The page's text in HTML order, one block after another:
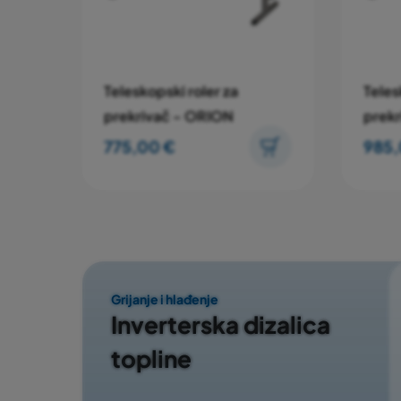
Teleskopski roler za
prekrivač - ORION
775,00 €
Grijanje i hlađenje
Inverterska dizalica
topline